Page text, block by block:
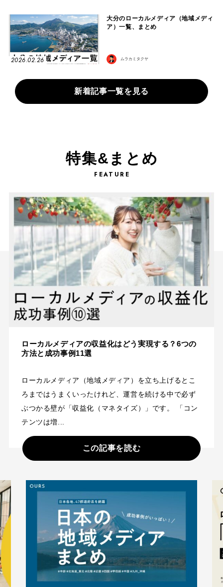
2026.02.26
大分のローカルメディア（地域メディ
ア）一覧、まとめ
ムラカミタクヤ
新着記事一覧を見る
特集&まとめ
FEATURE
ローカルメディアの収益化はどう実現する？6つの
方法と成功事例11選
ローカルメディア（地域メディア）を立ち上げるとこ
ろまではうまくいったけれど、運営を続ける中で必ず
ぶつかる壁が「収益化（マネタイズ）」です。 「コン
テンツは増...
この記事を読む